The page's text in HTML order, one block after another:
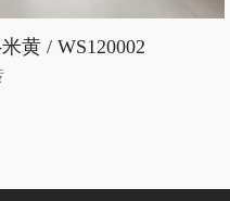
黄 / WS120002